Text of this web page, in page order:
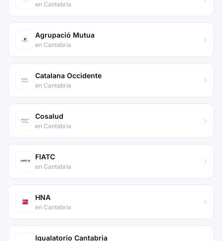
en Cantabria
Agrupació Mutua
en Cantabria
Catalana Occidente
en Cantabria
Cosalud
en Cantabria
FIATC
en Cantabria
HNA
en Cantabria
Igualatorio Cantabria